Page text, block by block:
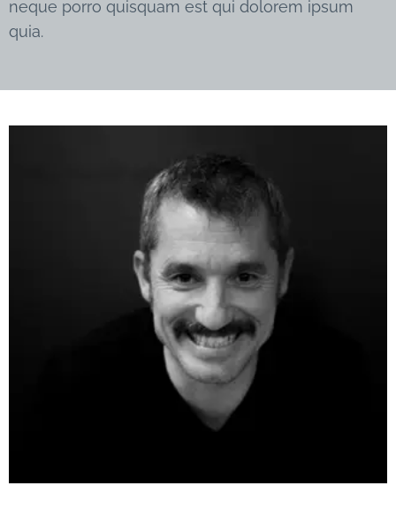
neque porro quisquam est qui dolorem ipsum
quia.